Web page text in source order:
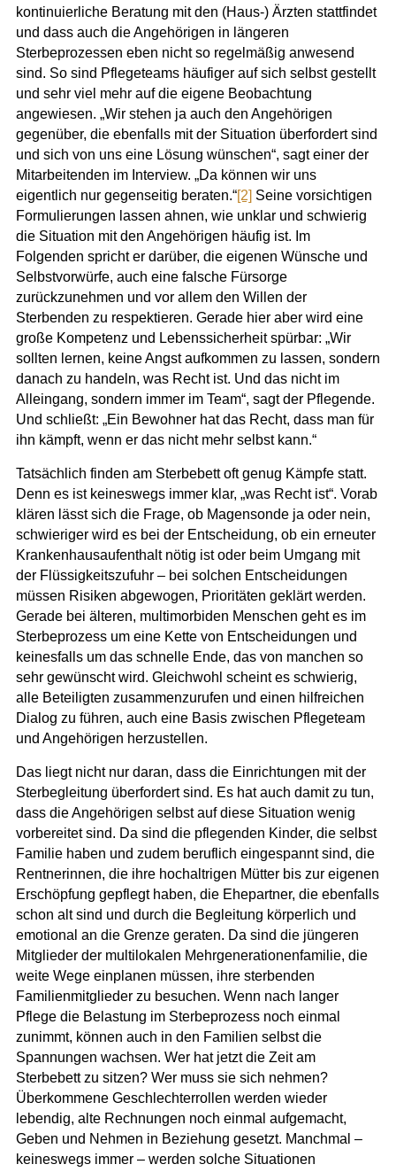
kontinuierliche Beratung mit den (Haus-) Ärzten stattfindet
und dass auch die Angehörigen in längeren
Sterbeprozessen eben nicht so regelmäßig anwesend
sind. So sind Pflegeteams häufiger auf sich selbst gestellt
und sehr viel mehr auf die eigene Beobachtung
angewiesen. „Wir stehen ja auch den Angehörigen
gegenüber, die ebenfalls mit der Situation überfordert sind
und sich von uns eine Lösung wünschen“, sagt einer der
Mitarbeitenden im Interview. „Da können wir uns
eigentlich nur gegenseitig beraten.“[2] Seine vorsichtigen
Formulierungen lassen ahnen, wie unklar und schwierig
die Situation mit den Angehörigen häufig ist. Im
Folgenden spricht er darüber, die eigenen Wünsche und
Selbstvorwürfe, auch eine falsche Fürsorge
zurückzunehmen und vor allem den Willen der
Sterbenden zu respektieren. Gerade hier aber wird eine
große Kompetenz und Lebenssicherheit spürbar: „Wir
sollten lernen, keine Angst aufkommen zu lassen, sondern
danach zu handeln, was Recht ist. Und das nicht im
Alleingang, sondern immer im Team“, sagt der Pflegende.
Und schließt: „Ein Bewohner hat das Recht, dass man für
ihn kämpft, wenn er das nicht mehr selbst kann.“
Tatsächlich finden am Sterbebett oft genug Kämpfe statt.
Denn es ist keineswegs immer klar, „was Recht ist“. Vorab
klären lässt sich die Frage, ob Magensonde ja oder nein,
schwieriger wird es bei der Entscheidung, ob ein erneuter
Krankenhausaufenthalt nötig ist oder beim Umgang mit
der Flüssigkeitszufuhr – bei solchen Entscheidungen
müssen Risiken abgewogen, Prioritäten geklärt werden.
Gerade bei älteren, multimorbiden Menschen geht es im
Sterbeprozess um eine Kette von Entscheidungen und
keinesfalls um das schnelle Ende, das von manchen so
sehr gewünscht wird. Gleichwohl scheint es schwierig,
alle Beteiligten zusammenzurufen und einen hilfreichen
Dialog zu führen, auch eine Basis zwischen Pflegeteam
und Angehörigen herzustellen.
Das liegt nicht nur daran, dass die Einrichtungen mit der
Sterbegleitung überfordert sind. Es hat auch damit zu tun,
dass die Angehörigen selbst auf diese Situation wenig
vorbereitet sind. Da sind die pflegenden Kinder, die selbst
Familie haben und zudem beruflich eingespannt sind, die
Rentnerinnen, die ihre hochaltrigen Mütter bis zur eigenen
Erschöpfung gepflegt haben, die Ehepartner, die ebenfalls
schon alt sind und durch die Begleitung körperlich und
emotional an die Grenze geraten. Da sind die jüngeren
Mitglieder der multilokalen Mehrgenerationenfamilie, die
weite Wege einplanen müssen, ihre sterbenden
Familienmitglieder zu besuchen. Wenn nach langer
Pflege die Belastung im Sterbeprozess noch einmal
zunimmt, können auch in den Familien selbst die
Spannungen wachsen. Wer hat jetzt die Zeit am
Sterbebett zu sitzen? Wer muss sie sich nehmen?
Überkommene Geschlechterrollen werden wieder
lebendig, alte Rechnungen noch einmal aufgemacht,
Geben und Nehmen in Beziehung gesetzt. Manchmal –
keineswegs immer – werden solche Situationen